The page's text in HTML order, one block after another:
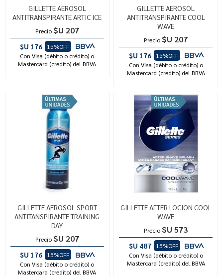
GILLETTE AEROSOL
ANTITRANSPIRANTE ARTIC ICE
Precio $U 207
$U 176
15%OFF
Con Visa (débito o crédito) o
Mastercard (credito) del BBVA
GILLETTE AEROSOL
ANTITRANSPIRANTE COOL
WAVE
Precio $U 207
$U 176
15%OFF
Con Visa (débito o crédito) o
Mastercard (credito) del BBVA
GILLETTE AEROSOL SPORT
ANTITANSPIRANTE TRAINING
DAY
Precio $U 207
$U 176
15%OFF
Con Visa (débito o crédito) o
Mastercard (credito) del BBVA
GILLETTE AFTER LOCION COOL
WAVE
Precio $U 573
$U 487
15%OFF
Con Visa (débito o crédito) o
Mastercard (credito) del BBVA